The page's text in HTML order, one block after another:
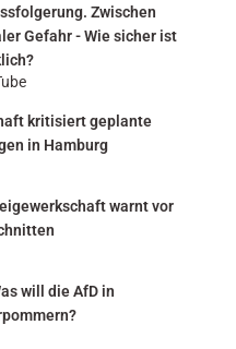
Zwischen
Gefahr - Wie sicher ist
kritisiert geplante
in Hamburg
warnt vor
will die AfD in